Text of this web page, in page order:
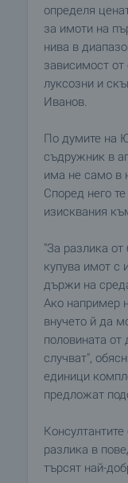
определя
за имоти на
нива в
зависимост
луксозни и
Иванов.
По думите на
съдружник в
има не само в
Според него
изисквания
"За разлика от
купува имот с
държи на
Ако например
внучето й да
половината от
случват",
единици
предложат
разлика в
търсят най-